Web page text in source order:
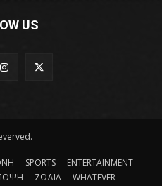
US
SPORTS
ENTERTAINMENT
ΖΩΔΙΑ WHATEVER